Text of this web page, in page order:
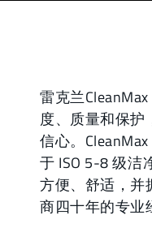
雷克兰
度、质量和保护
信心。
于 ISO 5-8 级洁
方便、舒适，并
商四十年的专业